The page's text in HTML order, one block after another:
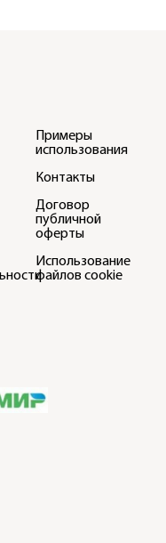
Примеры
использования
Контакты
Договор
публичной
оферты
Использование
файлов cookie